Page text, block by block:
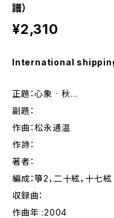
譜）
¥2,310
International
正題：心象‐秋…
副題：
作曲：松永通温
作詩：
著者：
編成：箏2，二十絃，十七絃
収録曲：
作曲年 :2004